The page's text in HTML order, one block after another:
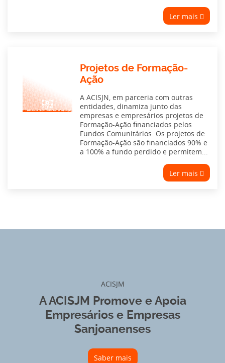
Ler mais
Warning
: Undefined variable $post_id in
/home/acisjmpt/public_html/wp-content/themes/aci-sjm-theme/parts/part-card-areas.phpon line
6
Projetos de Formação-
Ação
A ACISJN, em parceria com outras
entidades, dinamiza junto das
empresas e empresários projetos de
Formação-Ação financiados pelos
Fundos Comunitários. Os projetos de
Formação-Ação são financiados 90% e
a 100% a fundo perdido e permitem...
Ler mais
ACISJM
A ACISJM Promove e Apoia
Empresários e Empresas
Sanjoanenses
Saber mais